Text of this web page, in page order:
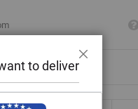
to deliver